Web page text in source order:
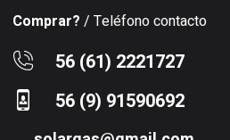
Comprar? / Teléfono contacto
56 (61) 2221727
56 (9) 91590692